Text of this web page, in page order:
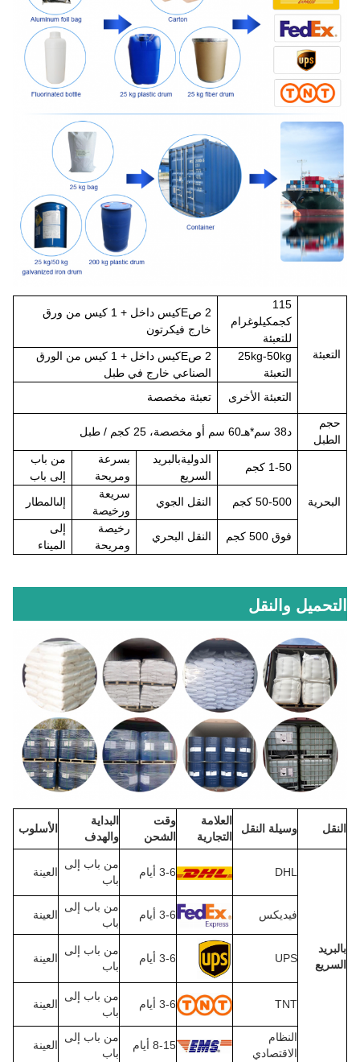
التعبئة
115
كجمكيلوغرام
للتعبئة
2 ص E
كيس داخل + 1 كيس من ورق
خارج فيكرتون
25kg-50kg
التعبئة
2 ص E
كيس داخل + 1 كيس من الورق
الصناعي خارج في طبل
التعبئة الأخرى
تعبئة مخصصة
حجم
الطبل
38 سم* هـ60 سم أو مخصصة، 25 كجم / طبل
البحرية
1-50 كجم
الدوليةبالبريد
السريع
بسرعة
ومريحة
من باب
إلى باب
50-500 كجم
النقل الجوي
سريعة
ورخيصة
إلىالمطار
فوق 500 كجم النقل البحري
رخيصة
ومريحة
إلى
الميناء
التحميل والنقل
النقل وسيلة النقل
العلامة
التجارية
وقت
الشحن
البداية
والهدف
الأسلوب
بالبريد
السريع
DHL 3-6 أيام
من باب إلى
باب
العينة
فيديكس 3-6 أيام
من باب إلى
باب
العينة
UPS 3-6 أيام
من باب إلى
باب
العينة
TNT 3-6 أيام
من باب إلى
باب
العينة
النظام
الاقتصادي
8-15 أيام
من باب إلى
باب
العينة